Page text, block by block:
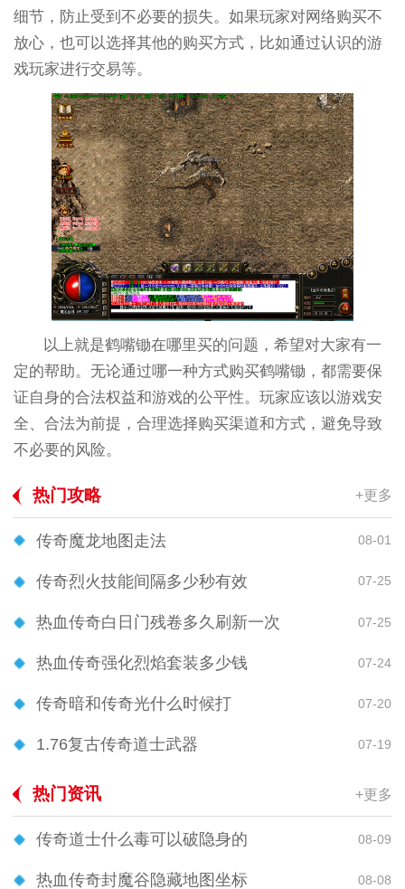
细节，防止受到不必要的损失。如果玩家对网络购买不
放心，也可以选择其他的购买方式，比如通过认识的游
戏玩家进行交易等。
以上就是鹤嘴锄在哪里买的问题，希望对大家有一
定的帮助。无论通过哪一种方式购买鹤嘴锄，都需要保
证自身的合法权益和游戏的公平性。玩家应该以游戏安
全、合法为前提，合理选择购买渠道和方式，避免导致
不必要的风险。
热门攻略 +更多
传奇魔龙地图走法 08-01
传奇烈火技能间隔多少秒有效 07-25
热血传奇白日门残卷多久刷新一次 07-25
热血传奇强化烈焰套装多少钱 07-24
传奇暗和传奇光什么时候打 07-20
1.76复古传奇道士武器 07-19
热门资讯 +更多
传奇道士什么毒可以破隐身的 08-09
热血传奇封魔谷隐藏地图坐标 08-08